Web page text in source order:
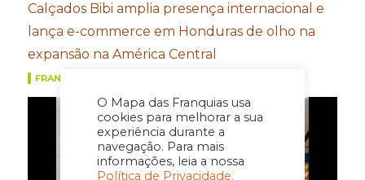
O Mapa das Franquias usa
cookies para melhorar a sua
experiência durante a
navegação. Para mais
informações, leia a nossa
Política de Privacidade.
Calçados Bibi amplia presença internacional e
lança e-commerce em Honduras de olho na
expansão na América Central
FRANQUIAS